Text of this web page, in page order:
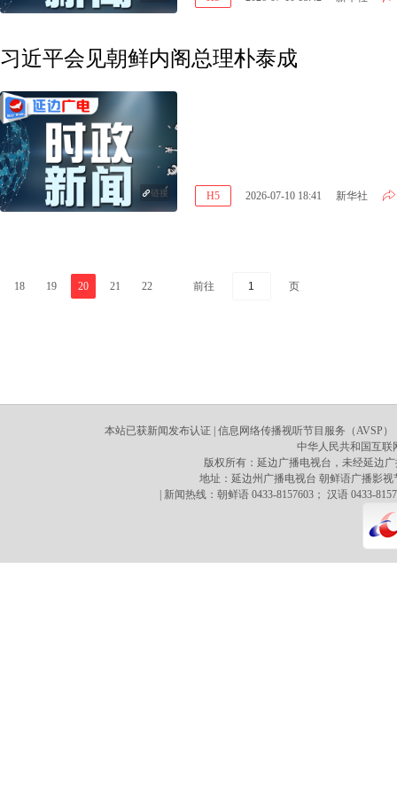
习近平会见朝鲜内阁总理朴泰成
链接 H5 2026-07-10 18:41 新华社
18 19 20 21 22 前往 页
本站已获新闻发布认证 | 信息网络传播视听节目服务（AVSP）
中华人民共和国互联
版权所有：延边广播电视台，未经延边
地址：延边州广播电视台 朝鲜语广播影视
| 新闻热线：朝鲜语 0433-8157603； 汉语 0433-